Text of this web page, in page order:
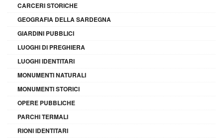
CARCERI STORICHE
GEOGRAFIA DELLA SARDEGNA
GIARDINI PUBBLICI
LUOGHI DI PREGHIERA
LUOGHI IDENTITARI
MONUMENTI NATURALI
MONUMENTI STORICI
OPERE PUBBLICHE
PARCHI TERMALI
RIONI IDENTITARI